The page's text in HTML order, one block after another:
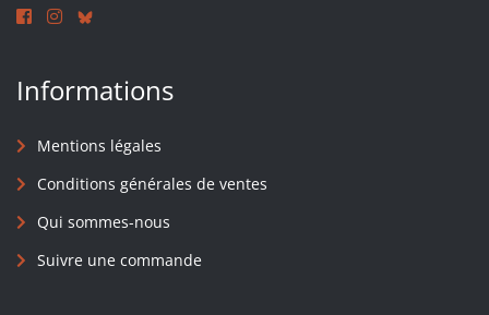
Informations
Mentions légales
Conditions générales de ventes
Qui sommes-nous
Suivre une commande